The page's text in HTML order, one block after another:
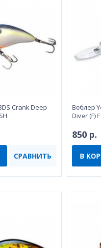
Crank Deep
СРАВНИТЬ
Воблeр
Diver (F)
850 р.
В